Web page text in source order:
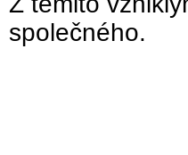
společného.